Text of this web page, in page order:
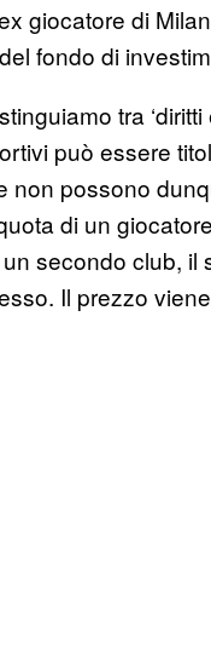
giocatore di
fondo di
tra
può essere
non possono
di un
secondo club, il
Il prezzo